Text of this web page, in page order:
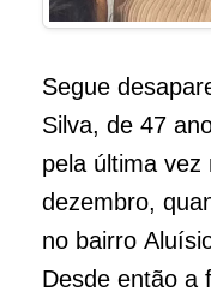
Segue
Silva, de 47
pela última vez
dezembro,
no bairro
Desde então a